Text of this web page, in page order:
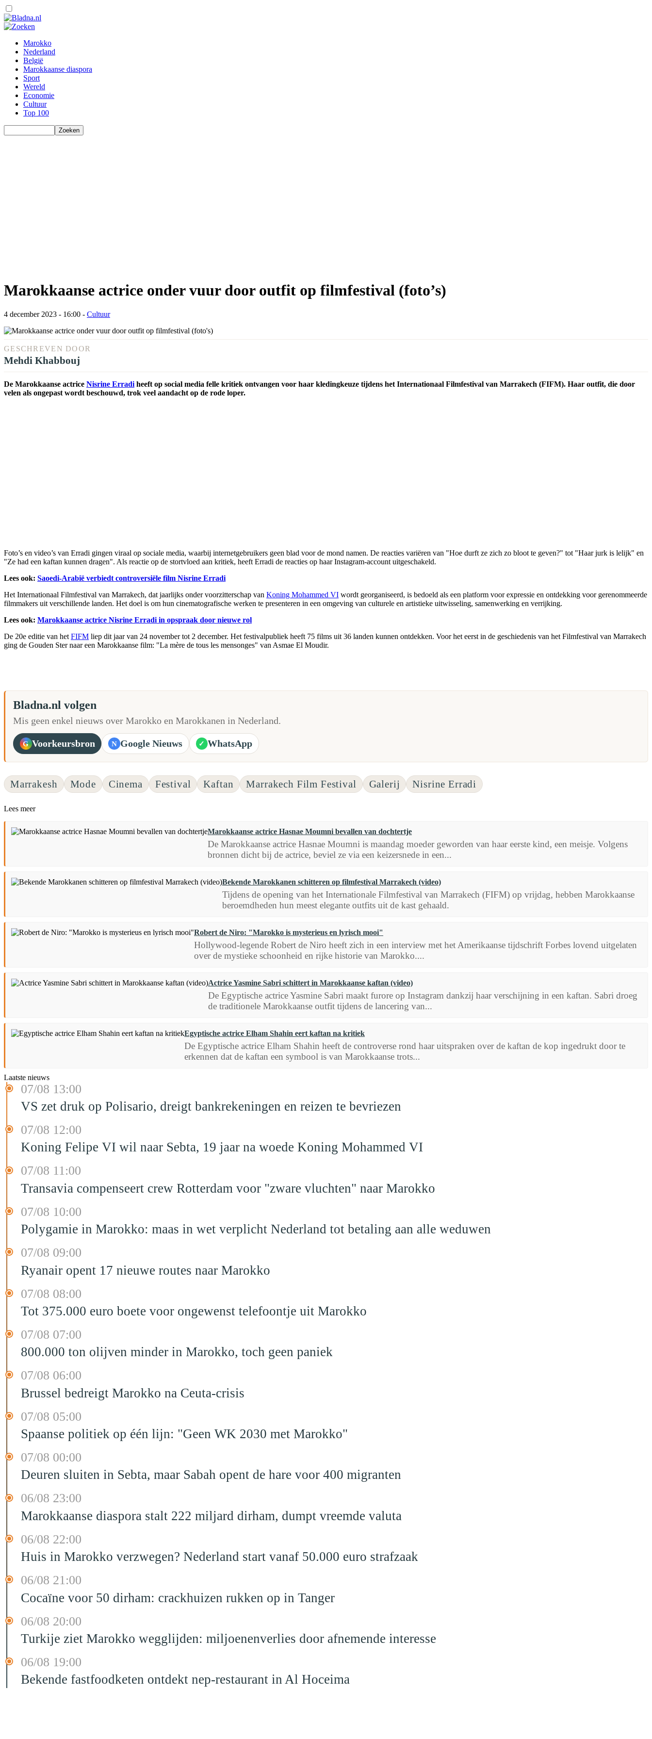
Marokko
Nederland
België
Marokkaanse diaspora
Sport
Wereld
Economie
Cultuur
Top 100
Marokkaanse actrice onder vuur door outfit op filmfestival (foto’s)
4 december 2023 - 16:00 - Cultuur
GESCHREVEN DOOR
Mehdi Khabbouj
De Marokkaanse actrice Nisrine Erradi heeft op social media felle kritiek ontvangen voor haar kledingkeuze tijdens het Internationaal Filmfestival van Marrakech (FIFM). Haar outfit, die door
velen als ongepast wordt beschouwd, trok veel aandacht op de rode loper.
Foto’s en video’s van Erradi gingen viraal op sociale media, waarbij internetgebruikers geen blad voor de mond namen. De reacties variëren van "Hoe durft ze zich zo bloot te geven?" tot "Haar jurk is lelijk" en
"Ze had een kaftan kunnen dragen". Als reactie op de stortvloed aan kritiek, heeft Erradi de reacties op haar Instagram-account uitgeschakeld.
Lees ook: Saoedi-Arabië verbiedt controversiële film Nisrine Erradi
Het Internationaal Filmfestival van Marrakech, dat jaarlijks onder voorzitterschap van Koning Mohammed VI wordt georganiseerd, is bedoeld als een platform voor expressie en ontdekking voor gerenommeerde
filmmakers uit verschillende landen. Het doel is om hun cinematografische werken te presenteren in een omgeving van culturele en artistieke uitwisseling, samenwerking en verrijking.
Lees ook: Marokkaanse actrice Nisrine Erradi in opspraak door nieuwe rol
De 20e editie van het FIFM liep dit jaar van 24 november tot 2 december. Het festivalpubliek heeft 75 films uit 36 landen kunnen ontdekken. Voor het eerst in de geschiedenis van het Filmfestival van Marrakech
ging de Gouden Ster naar een Marokkaanse film: "La mère de tous les mensonges" van Asmae El Moudir.
Bladna.nl volgen
Mis geen enkel nieuws over Marokko en Marokkanen in Nederland.
G Voorkeursbron N Google Nieuws ✓ WhatsApp
Marrakesh Mode Cinema Festival Kaftan Marrakech Film Festival Galerij Nisrine Erradi
Lees meer
Marokkaanse actrice Hasnae Moumni bevallen van dochtertje
De Marokkaanse actrice Hasnae Moumni is maandag moeder geworden van haar eerste kind, een meisje. Volgens
bronnen dicht bij de actrice, beviel ze via een keizersnede in een...
Bekende Marokkanen schitteren op filmfestival Marrakech (video)
Tijdens de opening van het Internationale Filmfestival van Marrakech (FIFM) op vrijdag, hebben Marokkaanse
beroemdheden hun meest elegante outfits uit de kast gehaald.
Robert de Niro: "Marokko is mysterieus en lyrisch mooi"
Hollywood-legende Robert de Niro heeft zich in een interview met het Amerikaanse tijdschrift Forbes lovend uitgelaten
over de mystieke schoonheid en rijke historie van Marokko....
Actrice Yasmine Sabri schittert in Marokkaanse kaftan (video)
De Egyptische actrice Yasmine Sabri maakt furore op Instagram dankzij haar verschijning in een kaftan. Sabri droeg
de traditionele Marokkaanse outfit tijdens de lancering van...
Egyptische actrice Elham Shahin eert kaftan na kritiek
De Egyptische actrice Elham Shahin heeft de controverse rond haar uitspraken over de kaftan de kop ingedrukt door te
erkennen dat de kaftan een symbool is van Marokkaanse trots...
Laatste nieuws
07/08 13:00
VS zet druk op Polisario, dreigt bankrekeningen en reizen te bevriezen
07/08 12:00
Koning Felipe VI wil naar Sebta, 19 jaar na woede Koning Mohammed VI
07/08 11:00
Transavia compenseert crew Rotterdam voor "zware vluchten" naar Marokko
07/08 10:00
Polygamie in Marokko: maas in wet verplicht Nederland tot betaling aan alle weduwen
07/08 09:00
Ryanair opent 17 nieuwe routes naar Marokko
07/08 08:00
Tot 375.000 euro boete voor ongewenst telefoontje uit Marokko
07/08 07:00
800.000 ton olijven minder in Marokko, toch geen paniek
07/08 06:00
Brussel bedreigt Marokko na Ceuta-crisis
07/08 05:00
Spaanse politiek op één lijn: "Geen WK 2030 met Marokko"
07/08 00:00
Deuren sluiten in Sebta, maar Sabah opent de hare voor 400 migranten
06/08 23:00
Marokkaanse diaspora stalt 222 miljard dirham, dumpt vreemde valuta
06/08 22:00
Huis in Marokko verzwegen? Nederland start vanaf 50.000 euro strafzaak
06/08 21:00
Cocaïne voor 50 dirham: crackhuizen rukken op in Tanger
06/08 20:00
Turkije ziet Marokko wegglijden: miljoenenverlies door afnemende interesse
06/08 19:00
Bekende fastfoodketen ontdekt nep-restaurant in Al Hoceima